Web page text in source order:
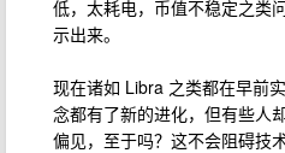
低，太耗电，币值不稳定之类
示出来。
现在诸如 Libra 之类都在早前
念都有了新的进化，但有些人
偏见，至于吗？这不会阻碍技